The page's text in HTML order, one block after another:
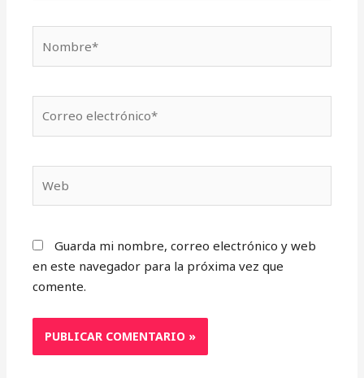
electrónico*
Guarda mi nombre, correo electrónico y web
en este navegador para la próxima vez que
comente.